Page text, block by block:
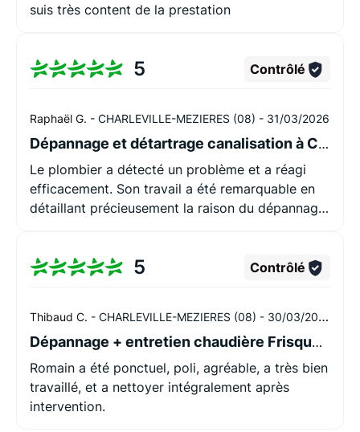
suis très content de la prestation
5 Contrôlé
Raphaël G. - CHARLEVILLE-MEZIERES (08) - 31/03/2026
Dépannage et détartrage canalisation à Charleville-Mézières
Le plombier a détecté un problème et a réagi
efficacement. Son travail a été remarquable en
détaillant précieusement la raison du dépannage.
il nous a donné quelques conseils sur notre
5 Contrôlé
Thibaud C. - CHARLEVILLE-MEZIERES (08) - 30/03/2026
Dépannage + entretien chaudière Frisquet à Charleville-Mézières
Romain a été ponctuel, poli, agréable, a très bien
travaillé, et a nettoyer intégralement après
intervention.